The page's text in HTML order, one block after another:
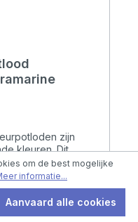
zijn
kleuren. Dit
om de best mogelijke
informatie...
Aanvaard alle cookies